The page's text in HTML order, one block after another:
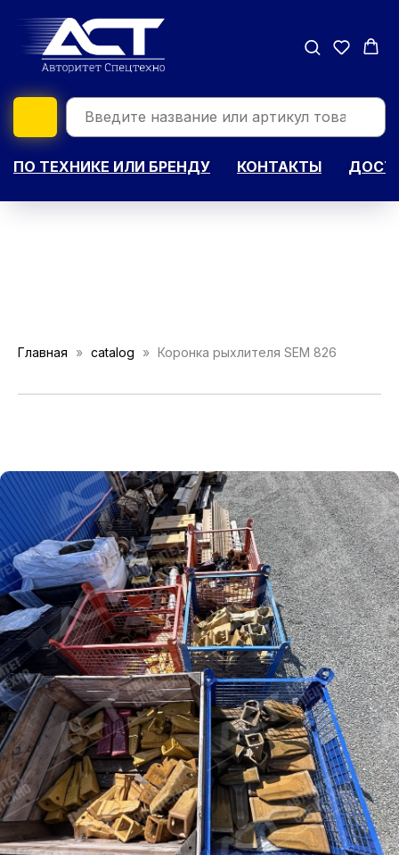
ПО ТЕХНИКЕ ИЛИ БРЕНДУ КОНТАКТЫ
Главная catalog Коронка рыхлителя SEM 826